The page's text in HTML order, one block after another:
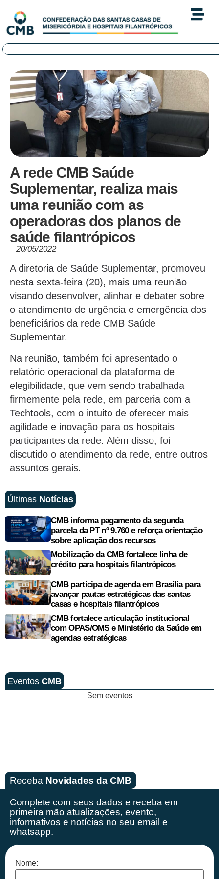
A rede CMB Saúde
Suplementar, realiza mais
uma reunião com as
operadoras dos planos de
saúde filantrópicos
20/05/2022
A diretoria de Saúde Suplementar, promoveu
nesta sexta-feira (20), mais uma reunião
visando desenvolver, alinhar e debater sobre
o atendimento de urgência e emergência dos
beneficiários da rede CMB Saúde
Suplementar.
Na reunião, também foi apresentado o
relatório operacional da plataforma de
elegibilidade, que vem sendo trabalhada
firmemente pela rede, em parceria com a
Techtools, com o intuito de oferecer mais
agilidade e inovação para os hospitais
participantes da rede. Além disso, foi
discutido o atendimento da rede, entre outros
assuntos gerais.
Últimas Notícias
CMB informa pagamento da segunda
parcela da PT nº 9.760 e reforça orientação
sobre aplicação dos recursos
Mobilização da CMB fortalece linha de
crédito para hospitais filantrópicos
CMB participa de agenda em Brasília para
avançar pautas estratégicas das santas
casas e hospitais filantrópicos
CMB fortalece articulação institucional
com OPAS/OMS e Ministério da Saúde em
agendas estratégicas
Eventos CMB
Sem eventos
Receba Novidades da CMB
Complete com seus dados e receba em
primeira mão atualizações, evento,
informativos e notícias no seu email e
whatsapp.
Nome: